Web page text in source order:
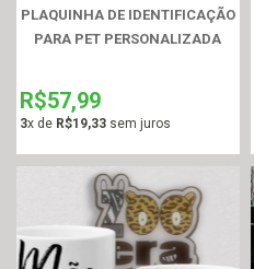
PLAQUINHA DE IDENTIFICAÇÃO
PARA PET PERSONALIZADA
R$57,99
3x de R$19,33 sem juros